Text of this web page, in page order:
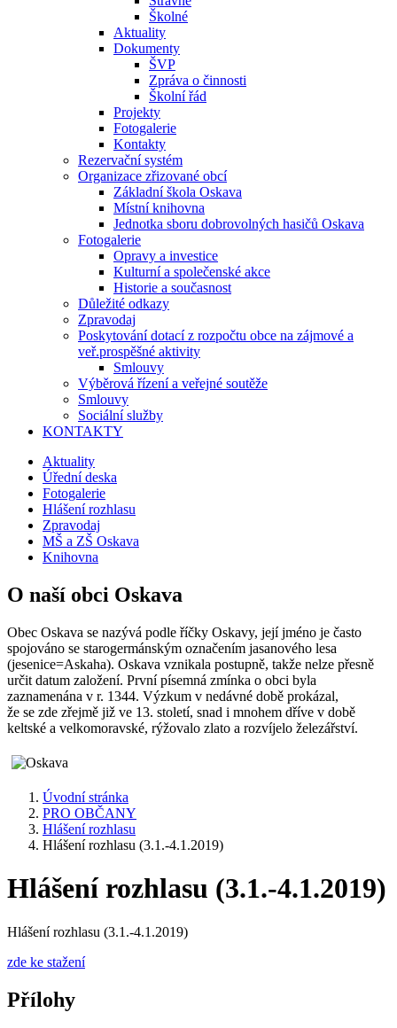
Školné
Aktuality
Dokumenty
ŠVP
Zpráva o činnosti
Školní řád
Projekty
Fotogalerie
Kontakty
Rezervační systém
Organizace zřizované obcí
Základní škola Oskava
Místní knihovna
Jednotka sboru dobrovolných hasičů Oskava
Fotogalerie
Opravy a investice
Kulturní a společenské akce
Historie a současnost
Důležité odkazy
Zpravodaj
Poskytování dotací z rozpočtu obce na zájmové a
veř.prospěšné aktivity
Smlouvy
Výběrová řízení a veřejné soutěže
Smlouvy
Sociální služby
KONTAKTY
Aktuality
Úřední deska
Fotogalerie
Hlášení rozhlasu
Zpravodaj
MŠ a ZŠ Oskava
Knihovna
O naší obci Oskava
Obec Oskava se nazývá podle říčky Oskavy, její jméno je často
spojováno se starogermánským označením jasanového lesa
(jesenice=Askaha). Oskava vznikala postupně, takže nelze přesně
určit datum založení. První písemná zmínka o obci byla
zaznamenána v r. 1344. Výzkum v nedávné době prokázal,
že se zde zřejmě již ve 13. století, snad i mnohem dříve v době
keltské a velkomoravské, rýžovalo zlato a rozvíjelo železářství.
Úvodní stránka
PRO OBČANY
Hlášení rozhlasu
Hlášení rozhlasu (3.1.-4.1.2019)
Hlášení rozhlasu (3.1.-4.1.2019)
Hlášení rozhlasu (3.1.-4.1.2019)
zde ke stažení
Přílohy